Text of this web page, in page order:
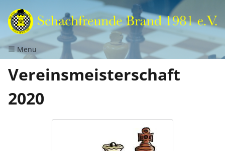
Menu
Vereinsmeisterschaft
2020